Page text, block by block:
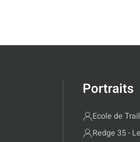
Portraits
Ecole de
Redge 35 -